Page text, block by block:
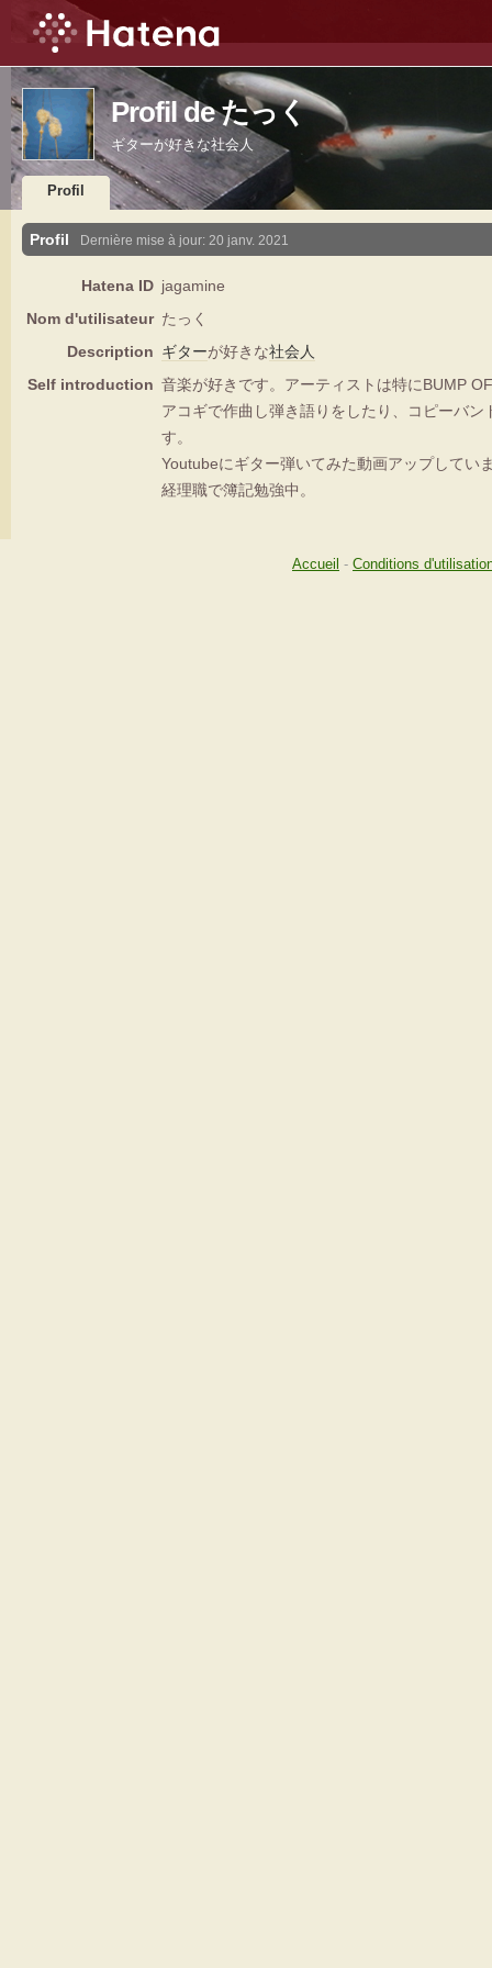
Profil de たっく
ギターが好きな社会人
Profil
Profil Dernière mise à jour: 20 janv. 2021
Hatena ID jagamine
Nom d'utilisateur たっく
Description ギターが好きな社会人
Self introduction 音楽が好きです。アーティストは特にBUMP
アコギで作曲し弾き語りをしたり、コピーバ
す。
Youtubeにギター弾いてみた動画アップしてい
経理職で簿記勉強中。
Accueil - Conditions